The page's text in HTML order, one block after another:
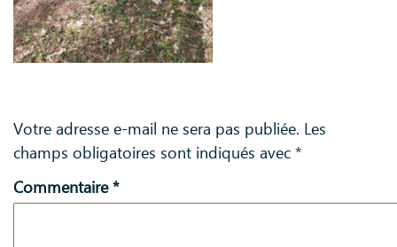
Votre adresse e-mail ne sera pas publiée. Les
champs obligatoires sont indiqués avec *
Commentaire*